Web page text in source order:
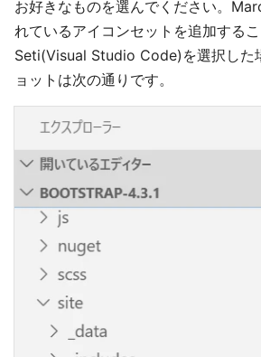
お好きなものを選んでください。
れているアイコンセットを追加するこ
Seti(Visual Studio Code)を選択した
ョットは次の通りです。